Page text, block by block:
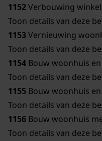
1152Verbouwing
Toon details van deze
1153Vernieuwing
Toon details van deze
1154 Bouw woonhuis
Toon details van deze
1155 Bouw woonhuis
Toon details van deze
1156 Bouw woonhuis
Toon details van deze